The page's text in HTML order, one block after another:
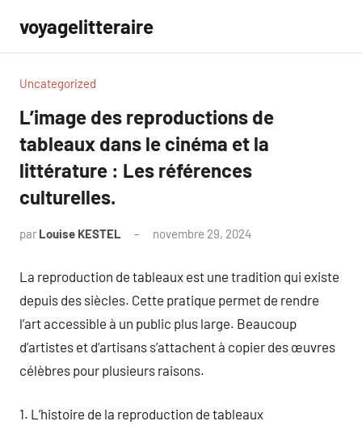
contenu
voyagelitteraire
Uncategorized
L’image des reproductions de
tableaux dans le cinéma et la
littérature : Les références
culturelles.
par Louise KESTEL novembre 29, 2024
La reproduction de tableaux est une tradition qui existe
depuis des siècles. Cette pratique permet de rendre
l’art accessible à un public plus large. Beaucoup
d’artistes et d’artisans s’attachent à copier des œuvres
célèbres pour plusieurs raisons.
1. L’histoire de la reproduction de tableaux